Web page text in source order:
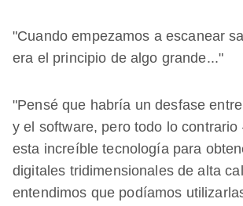
"Cuando empezamos a escanear
era el principio de algo grande..."
"Pensé que habría un desfase
y el software, pero todo lo contrario
esta increíble tecnología para
digitales tridimensionales de alta
entendimos que podíamos